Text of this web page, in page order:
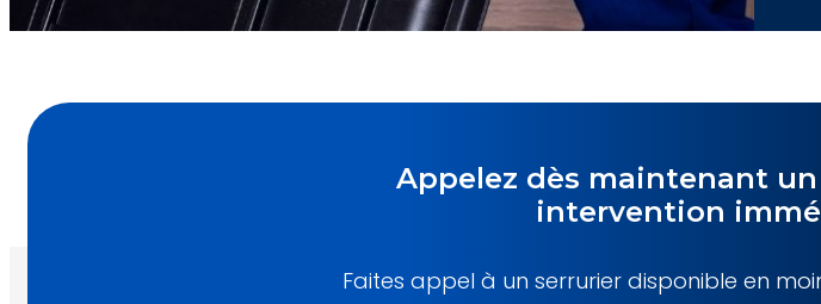
Appelez dès maintenant
intervention
Faites appel à un serrurier disponible en